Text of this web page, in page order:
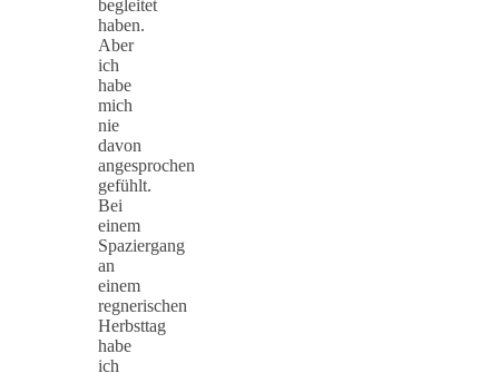
begleitet
haben.
Aber
ich
habe
mich
nie
davon
angesprochen
gefühlt.
Bei
einem
Spaziergang
an
einem
regnerischen
Herbsttag
habe
ich